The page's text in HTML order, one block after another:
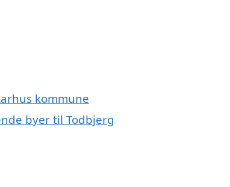
kommune
byer til Todbjerg